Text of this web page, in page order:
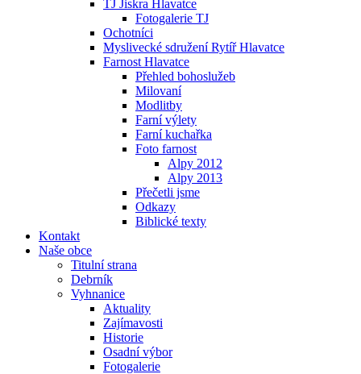
TJ Jiskra Hlavatce
Fotogalerie TJ
Ochotníci
Myslivecké sdružení Rytíř Hlavatce
Farnost Hlavatce
Přehled bohoslužeb
Milovaní
Modlitby
Farní výlety
Farní kuchařka
Foto farnost
Alpy 2012
Alpy 2013
Přečetli jsme
Odkazy
Biblické texty
Kontakt
Naše obce
Titulní strana
Debrník
Vyhnanice
Aktuality
Zajímavosti
Historie
Osadní výbor
Fotogalerie